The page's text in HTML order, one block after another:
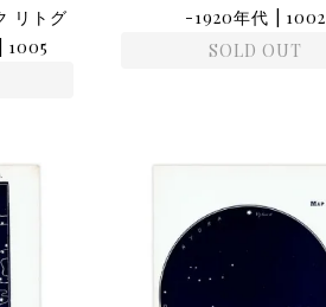
リトグ
1005
-1920年代 | 1002
SOLD OUT